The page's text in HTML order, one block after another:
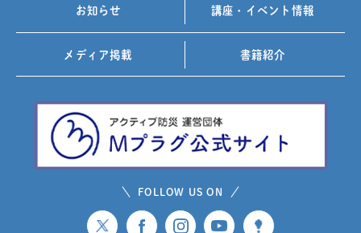
お知らせ 講座・イベント情報
メディア掲載 書籍紹介
FOLLOW US ON